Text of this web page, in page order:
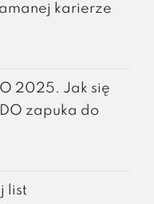
karierze
2025. Jak się
zapuka do
list